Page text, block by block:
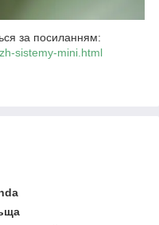
за посиланням:
sistemy-mini.html